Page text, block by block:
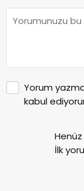
Yorum
kabul
İlk